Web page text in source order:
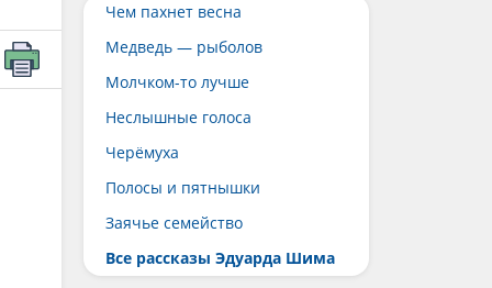
Чем пахнет весна
Медведь — рыболов
Молчком-то лучше
Неслышные голоса
Черёмуха
Полосы и пятнышки
Заячье семейство
Все рассказы Эдуарда Шима